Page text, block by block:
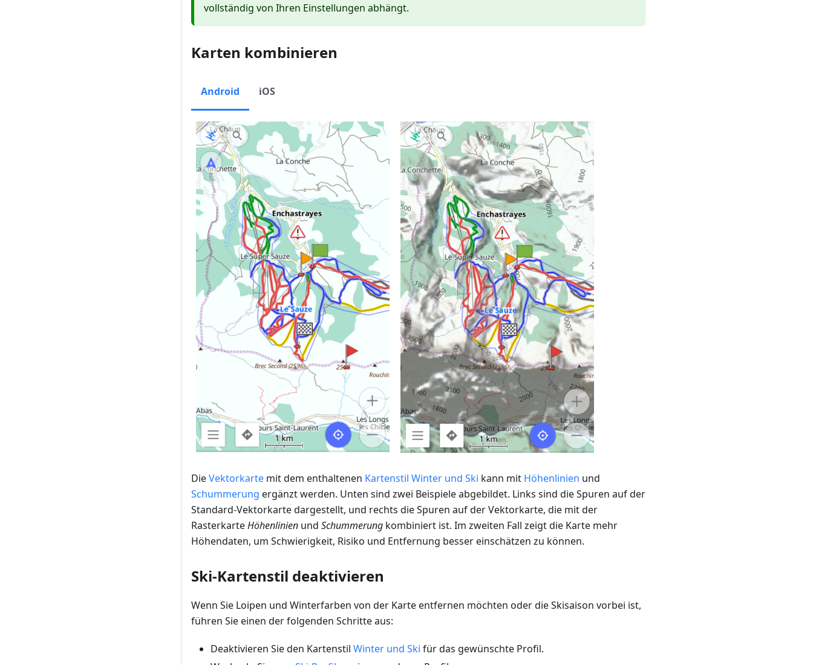
vollständig von Ihren Einstellungen abhängt.
Karten kombinieren
Android iOS
DieVektorkarte mit dem enthaltenen Kartenstil Winter und Ski kann mit Höhenlinien und
Schummerung ergänzt werden. Unten sind zwei Beispiele abgebildet. Links sind die Spuren auf der
Standard-Vektorkarte dargestellt, und rechts die Spuren auf der Vektorkarte, die mit der
RasterkarteHöhenlinien und Schummerung kombiniert ist. Im zweiten Fall zeigt die Karte mehr
Höhendaten, um Schwierigkeit, Risiko und Entfernung besser einschätzen zu können.
Ski-Kartenstil deaktivieren
Wenn Sie Loipen und Winterfarben von der Karte entfernen möchten oder die Skisaison vorbei ist,
führen Sie einen der folgenden Schritte aus:
Deaktivieren Sie den Kartenstil Winter und Ski für das gewünschte Profil.